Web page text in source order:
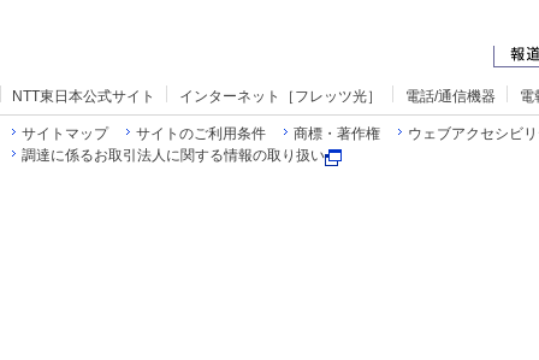
NTT東日本公式サイト インターネット［フレッツ光］ 電話/通信機器 電
サイトマップ サイトのご利用条件 商標・著作権
ウェブアクセシビ
調達に係るお取引法人に関する情報の取り扱い